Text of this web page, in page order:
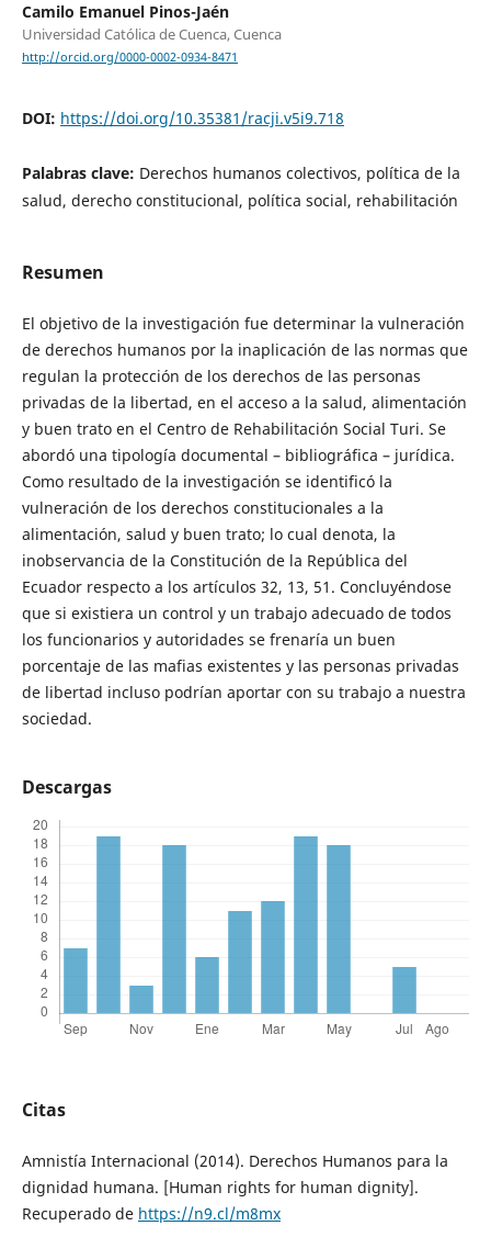
Camilo Emanuel Pinos-Jaén
Universidad Católica de Cuenca, Cuenca
http://orcid.org/0000-0002-0934-8471
DOI: https://doi.org/10.35381/racji.v5i9.718
Palabras clave: Derechos humanos colectivos, política de la
salud, derecho constitucional, política social, rehabilitación
Resumen
El objetivo de la investigación fue determinar la vulneración
de derechos humanos por la inaplicación de las normas que
regulan la protección de los derechos de las personas
privadas de la libertad, en el acceso a la salud, alimentación
y buen trato en el Centro de Rehabilitación Social Turi. Se
abordó una tipología documental – bibliográfica – jurídica.
Como resultado de la investigación se identificó la
vulneración de los derechos constitucionales a la
alimentación, salud y buen trato; lo cual denota, la
inobservancia de la Constitución de la República del
Ecuador respecto a los artículos 32, 13, 51. Concluyéndose
que si existiera un control y un trabajo adecuado de todos
los funcionarios y autoridades se frenaría un buen
porcentaje de las mafias existentes y las personas privadas
de libertad incluso podrían aportar con su trabajo a nuestra
sociedad.
Descargas
Citas
Amnistía Internacional (2014). Derechos Humanos para la
dignidad humana. [Human rights for human dignity].
Recuperado de https://n9.cl/m8mx